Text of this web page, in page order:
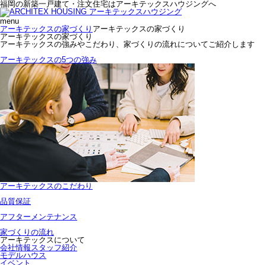
福岡の新築一戸建て・注文住宅はアーキテックスハウジングへ
menu
アーキテックスの家づくり アーキテックスの家づくり
アーキテックスの家づくり
アーキテックスの強みやこだわり、家づくりの流れについてご紹介します
アーキテックスの5つの強み
アーキテックスのこだわり
品質保証
アフターメンテナンス
家づくりの流れ
アーキテックスについて
会社情報スタッフ紹介
モデルハウス
イベント